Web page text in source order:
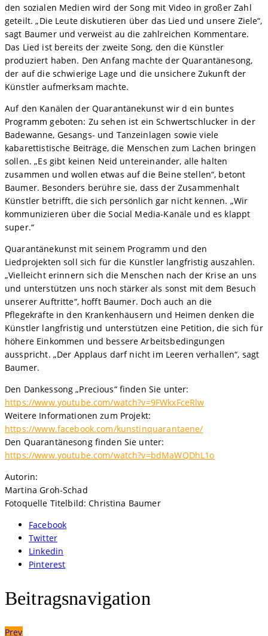
den sozialen Medien wird der Song mit Video in großer Zahl
geteilt. „Die Leute diskutieren über das Lied und unsere Ziele“,
sagt Baumer und verweist au die zahlreichen Kommentare.
Das Lied ist bereits der zweite Song, den die Künstler
produziert haben. Den Anfang machte der Quarantänesong,
der auf die schwierige Lage und die unsichere Zukunft der
Künstler aufmerksam machte.
Auf den Kanälen der Quarantänekunst wir d ein buntes
Programm geboten: Zu sehen ist ein Schwertschlucker in der
Badewanne, Gesangs- und Tanzeinlagen sowie viele
kabarettistische Beiträge, die Menschen zum Lachen bringen
sollen. „Es gibt keinen Neid untereinander, alle halten
zusammen und wollen etwas auf die Beine stellen“, betont
Baumer. Besonders berühre sie, dass der Zusammenhalt
Künstler betrifft, die sich persönlich gar nicht kennen. „Wir
kommunizieren über die Social Media-Kanäle und es klappt
super.“
Quarantänekunst mit seinem Programm und den
Liedprojekten soll sich für die Künstler langfristig auszahlen.
„Vielleicht erinnern sich die Menschen nach der Krise an uns
und unterstützen uns noch stärker als sonst mit dem Besuch
unserer Auftritte“, hofft Baumer. Doch auch an die
Pflegekräfte in den Krankenhäusern und Heimen denken die
Künstler langfristig und unterstützen eine Petition, die sich für
höhere Einkommen und bessere Arbeitsbedingungen
ausspricht. „Der Applaus darf nicht im Leeren verhallen“, sagt
Baumer.
Den Dankessong „Precious“ finden Sie unter:
https://www.youtube.com/watch?v=9FWkxFceRlw
Weitere Informationen zum Projekt:
https://www.facebook.com/kunstinquarantaene/
Den Quarantänesong finden Sie unter:
https://www.youtube.com/watch?v=bdMaWQDhL1o
Autorin:
Martina Groh-Schad
Fotoquelle Titelbild: Christina Baumer
Facebook
Twitter
Linkedin
Pinterest
Beitragsnavigation
Prev